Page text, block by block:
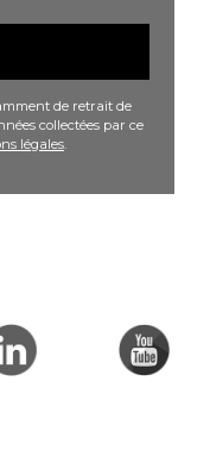
de retrait de
collectées par ce
légales